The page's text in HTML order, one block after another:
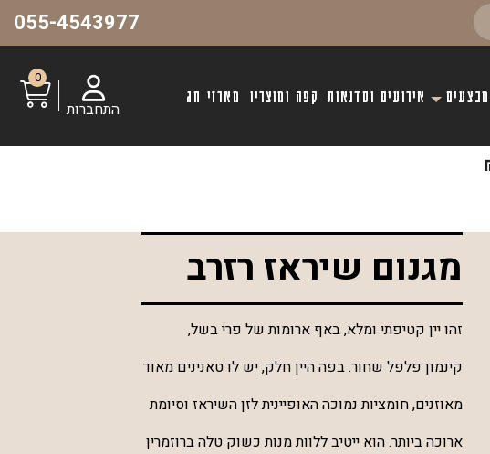
055-4543977
מבצעים אירועים וסדנאות קפה ומוצריו מארזי חג
התחברות
0
מגנום שיראז רזרב
זהו יין קטיפתי ומלא, באף ארומות של פרי בשל,
קינמון פלפל שחור. בפה היין חלק, יש לו טאנינים מאוד
מאוזנים, חומציות נמוכה האופיינית לזן השיראז וסיומת
ארוכה ביותר. הוא ייטיב ללוות מנות כשוק טלה ברוזמרין